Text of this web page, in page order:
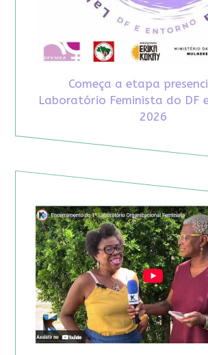
Começa a etapa
Laboratório Feminista do DF
2026